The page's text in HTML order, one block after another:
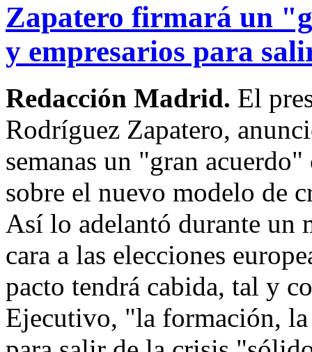
Zapatero firmará un
y empresarios para
Redacción Madrid. El
Rodríguez Zapatero,
semanas un "gran
sobre el nuevo modelo de
Así lo adelantó durante un
cara a las elecciones
pacto tendrá cabida, tal y
Ejecutivo, "la formación,